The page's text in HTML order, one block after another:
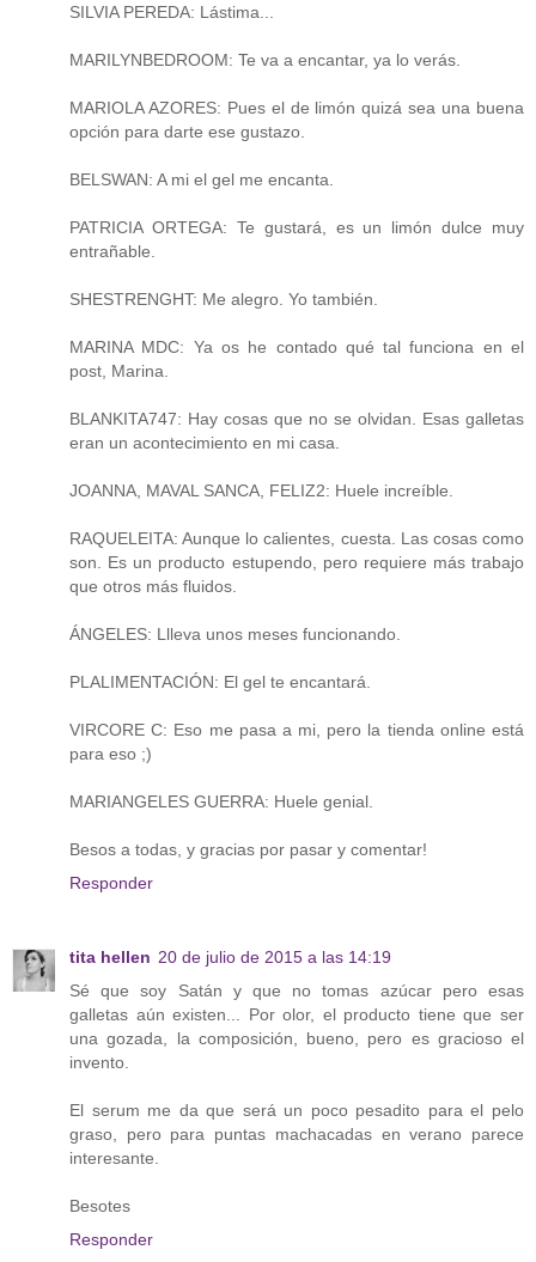
SILVIA PEREDA: Lástima...
MARILYNBEDROOM: Te va a encantar, ya lo verás.
MARIOLA AZORES: Pues el de limón quizá sea una buena
opción para darte ese gustazo.
BELSWAN: A mi el gel me encanta.
PATRICIA ORTEGA: Te gustará, es un limón dulce muy
entrañable.
SHESTRENGHT: Me alegro. Yo también.
MARINA MDC: Ya os he contado qué tal funciona en el
post, Marina.
BLANKITA747: Hay cosas que no se olvidan. Esas galletas
eran un acontecimiento en mi casa.
JOANNA, MAVAL SANCA, FELIZ2: Huele increíble.
RAQUELEITA: Aunque lo calientes, cuesta. Las cosas como
son. Es un producto estupendo, pero requiere más trabajo
que otros más fluidos.
ÁNGELES: Llleva unos meses funcionando.
PLALIMENTACIÓN: El gel te encantará.
VIRCORE C: Eso me pasa a mi, pero la tienda online está
para eso ;)
MARIANGELES GUERRA: Huele genial.
Besos a todas, y gracias por pasar y comentar!
Responder
tita hellen 20 de julio de 2015 a las 14:19
Sé que soy Satán y que no tomas azúcar pero esas
galletas aún existen... Por olor, el producto tiene que ser
una gozada, la composición, bueno, pero es gracioso el
invento.
El serum me da que será un poco pesadito para el pelo
graso, pero para puntas machacadas en verano parece
interesante.
Besotes
Responder